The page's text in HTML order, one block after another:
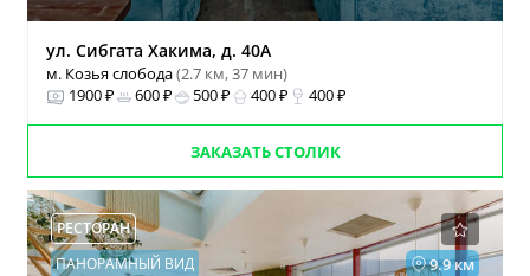
ул. Сибгата Хакима, д. 40А
м. Козья слобода(2.7 км, 37 мин)
1900 ₽
600 ₽ 500 ₽ 400 ₽ 400 ₽
ЗАКАЗАТЬ СТОЛИК
РЕСТОРАН
9.9 км
ПАНОРАМНЫЙ ВИД